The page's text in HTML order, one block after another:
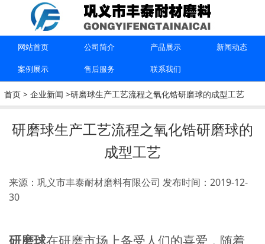
网站首页 公司简介 产品展示 新闻动态
案例展示 售后服务 联系我们
首页> 企业新闻 >研磨球生产工艺流程之氧化锆研磨球的成型工艺
研磨球生产工艺流程之氧化锆研磨球的
成型工艺
来源：巩义市丰泰耐材磨料有限公司 发布时间：2019-12-
30
上一篇：陶瓷石英砂氧化铝研磨球的生产方法
下一篇： 郑州陶瓷球厂家告诉你陶瓷球研磨流程是什么样的
联系我们
15670615091
巩义市丰泰耐材磨料有限公司